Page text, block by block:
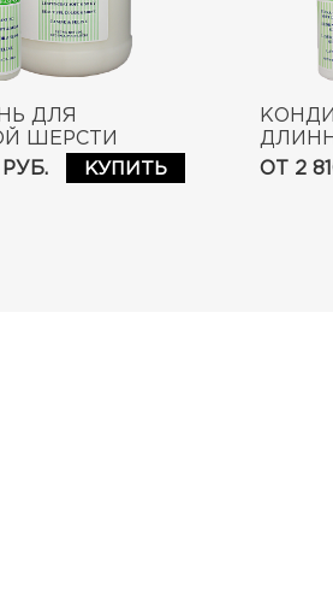
ДЛЯ
ШЕРСТИ
TEN SOFT &
COAT SHAMPOO
РУБ. КУПИТЬ ОТ 2